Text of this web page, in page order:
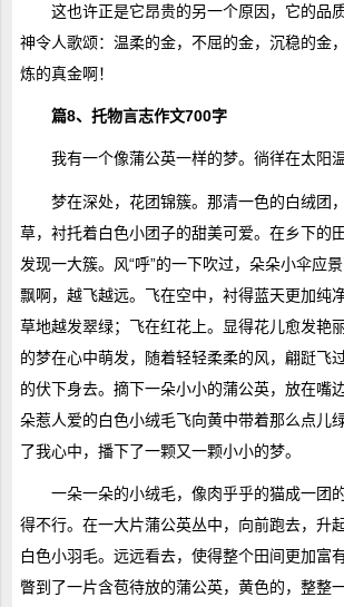
这也许正是它昂贵的另一个原因，它的品
神令人歌颂：温柔的金，不屈的金，沉稳的金
炼的真金啊！
篇8、托物言志作文700字
我有一个像蒲公英一样的梦。徜徉在太阳
梦在深处，花团锦簇。那清一色的白绒团
草，衬托着白色小团子的甜美可爱。在乡下的
发现一大簇。风“呼”的一下吹过，朵朵小伞应
飘啊，越飞越远。飞在空中，衬得蓝天更加纯
草地越发翠绿；飞在红花上。显得花儿愈发艳
的梦在心中萌发，随着轻轻柔柔的风，翩跹飞
的伏下身去。摘下一朵小小的蒲公英，放在嘴
朵惹人爱的白色小绒毛飞向黄中带着那么点儿
了我心中，播下了一颗又一颗小小的梦。
一朵一朵的小绒毛，像肉乎乎的猫成一团
得不行。在一大片蒲公英丛中，向前跑去，升
白色小羽毛。远远看去，使得整个田间更加富
瞥到了一片含苞待放的蒲公英，黄色的，整整